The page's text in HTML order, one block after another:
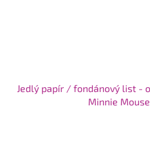
Jedlý papír / fondánový list -
Minnie